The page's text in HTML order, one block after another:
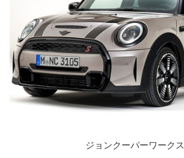
ジョンクーパーワークス